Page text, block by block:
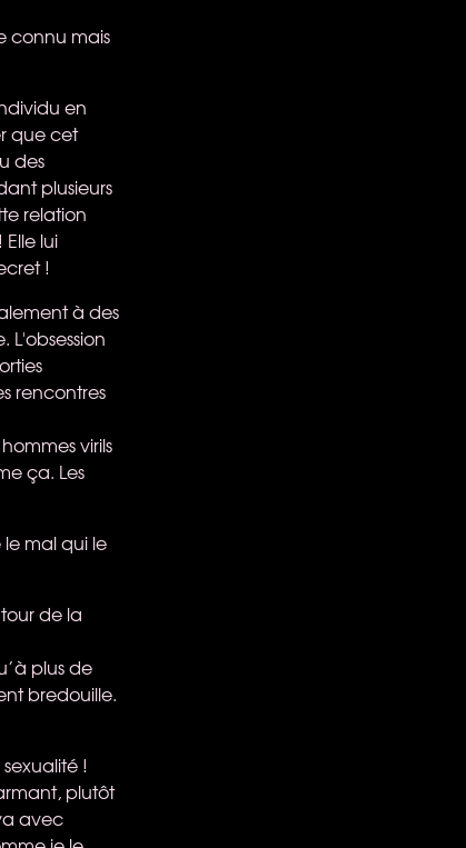
connu mais
en
que cet
des
plusieurs
relation
lui
!
à des
L'obsession
rencontres
virils
ça. Les
mal qui le
de la
plus de
bredouille.
!
plutôt
avec